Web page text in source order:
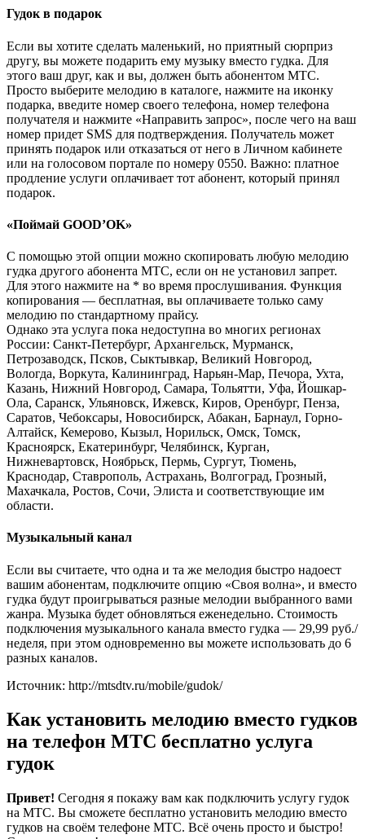
Гудок в подарок
Если вы хотите сделать маленький, но приятный сюрприз
другу, вы можете подарить ему музыку вместо гудка. Для
этого ваш друг, как и вы, должен быть абонентом МТС.
Просто выберите мелодию в каталоге, нажмите на иконку
подарка, введите номер своего телефона, номер телефона
получателя и нажмите «Направить запрос», после чего на ваш
номер придет SMS для подтверждения. Получатель может
принять подарок или отказаться от него в Личном кабинете
или на голосовом портале по номеру 0550. Важно: платное
продление услуги оплачивает тот абонент, который принял
подарок.
«Поймай GOOD’OK»
С помощью этой опции можно скопировать любую мелодию
гудка другого абонента МТС, если он не установил запрет.
Для этого нажмите на * во время прослушивания. Функция
копирования — бесплатная, вы оплачиваете только саму
мелодию по стандартному прайсу.
Однако эта услуга пока недоступна во многих регионах
России: Санкт-Петербург, Архангельск, Мурманск,
Петрозаводск, Псков, Сыктывкар, Великий Новгород,
Вологда, Воркута, Калининград, Нарьян-Мар, Печора, Ухта,
Казань, Нижний Новгород, Самара, Тольятти, Уфа, Йошкар-
Ола, Саранск, Ульяновск, Ижевск, Киров, Оренбург, Пенза,
Саратов, Чебоксары, Новосибирск, Абакан, Барнаул, Горно-
Алтайск, Кемерово, Кызыл, Норильск, Омск, Томск,
Красноярск, Екатеринбург, Челябинск, Курган,
Нижневартовск, Ноябрьск, Пермь, Сургут, Тюмень,
Краснодар, Ставрополь, Астрахань, Волгоград, Грозный,
Махачкала, Ростов, Сочи, Элиста и соответствующие им
области.
Музыкальный канал
Если вы считаете, что одна и та же мелодия быстро надоест
вашим абонентам, подключите опцию «Своя волна», и вместо
гудка будут проигрываться разные мелодии выбранного вами
жанра. Музыка будет обновляться еженедельно. Стоимость
подключения музыкального канала вместо гудка — 29,99 руб./
неделя, при этом одновременно вы можете использовать до 6
разных каналов.
Источник: http://mtsdtv.ru/mobile/gudok/
Как установить мелодию вместо гудков
на телефон МТС бесплатно услуга
гудок
Привет! Сегодня я покажу вам как подключить услугу гудок
на МТС. Вы сможете бесплатно установить мелодию вместо
гудков на своём телефоне МТС. Всё очень просто и быстро!